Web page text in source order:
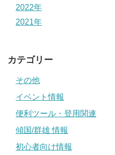
2022年
2021年
カテゴリー
その他
イベント情報
便利ツール・登用関連
傾国/群雄 情報
初心者向け情報